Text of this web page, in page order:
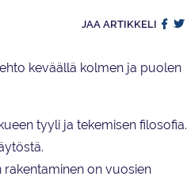
JAA ARTIKKELI
keväällä kolmen ja puolen
tyyli ja tekemisen filosofia.
on vuosien